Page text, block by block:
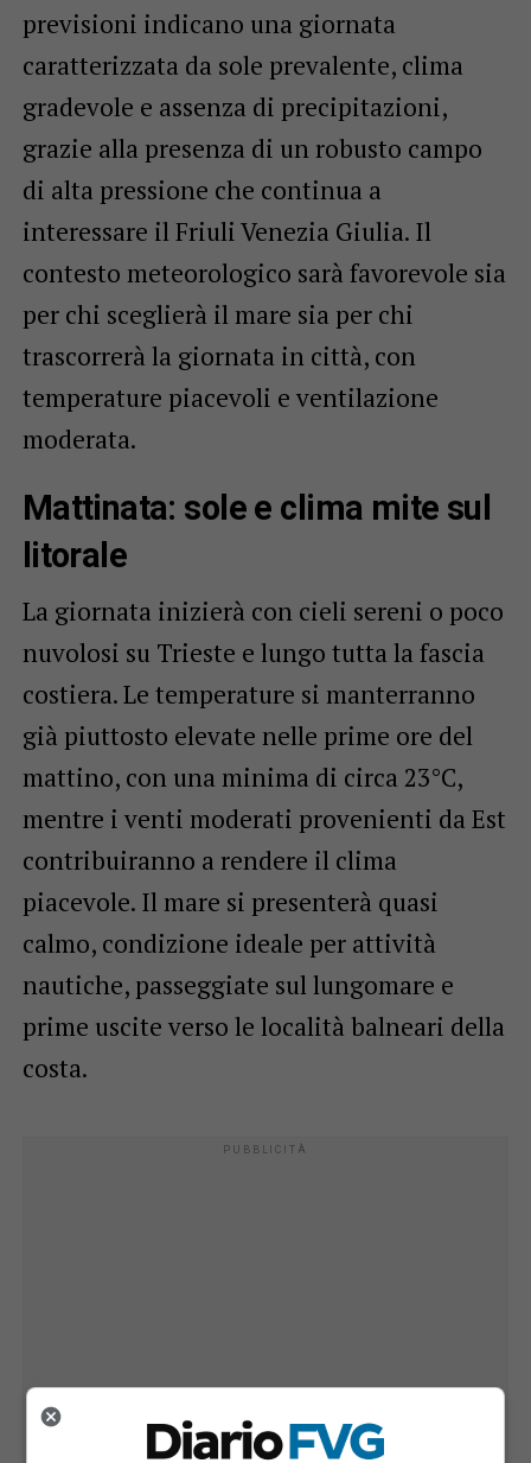
previsioni indicano una giornata
caratterizzata da sole prevalente, clima
gradevole e assenza di precipitazioni,
grazie alla presenza di un robusto campo
di alta pressione che continua a
interessare il Friuli Venezia Giulia. Il
contesto meteorologico sarà favorevole sia
per chi sceglierà il mare sia per chi
trascorrerà la giornata in città, con
temperature piacevoli e ventilazione
moderata.
Mattinata: sole e clima mite sul
litorale
La giornata inizierà con cieli sereni o poco
nuvolosi su Trieste e lungo tutta la fascia
costiera. Le temperature si manterranno
già piuttosto elevate nelle prime ore del
mattino, con una minima di circa 23°C,
mentre i venti moderati provenienti da Est
contribuiranno a rendere il clima
piacevole. Il mare si presenterà quasi
calmo, condizione ideale per attività
nautiche, passeggiate sul lungomare e
prime uscite verso le località balneari della
costa.